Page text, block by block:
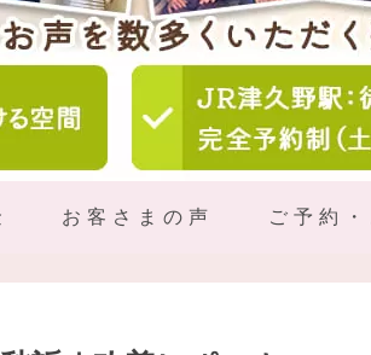
お客さまの声 ご予約